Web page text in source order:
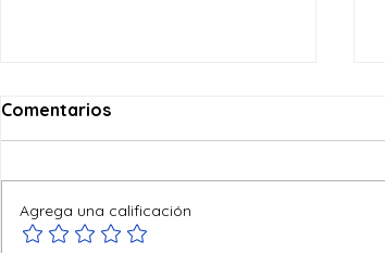
Comentarios
Agrega una calificación